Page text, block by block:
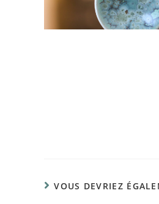
VOUS DEVRIEZ